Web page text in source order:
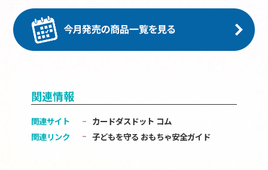
関連情報
関連サイト
カードダスドット コム
関連リンク
子どもを守る おもちゃ安全ガイド